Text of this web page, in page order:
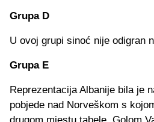
Grupa D
U ovoj grupi sinoć nije odigran
Grupa E
Reprezentacija Albanije bila je
pobjede nad Norveškom s